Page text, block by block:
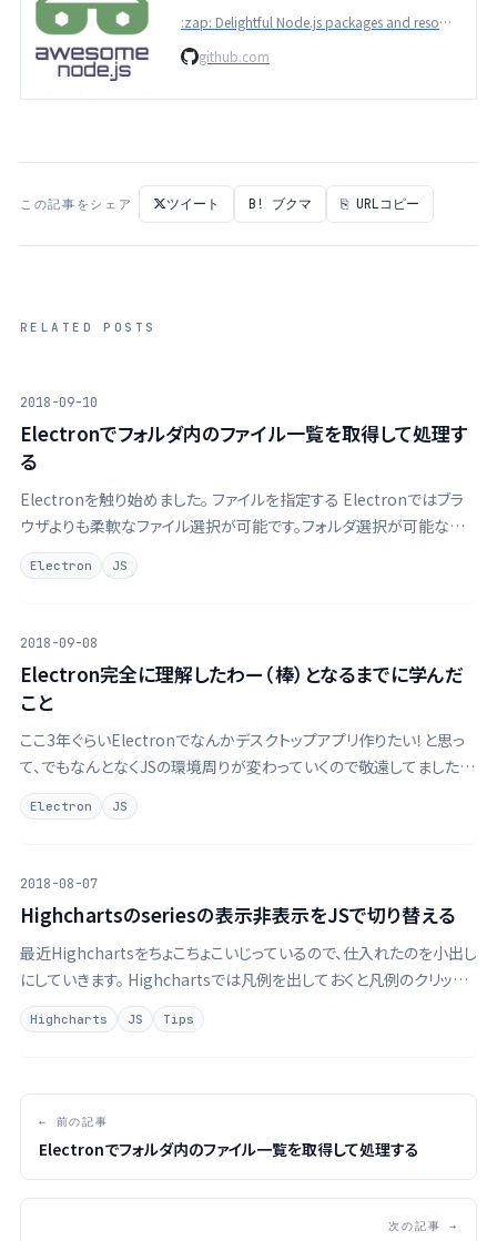
:zap: Delightful Node.js packages and resources [BECAUSE OF TOO MUCH SPAM AND LOW-QUALITY SUBMISSIONS, SUBMISSIONS ARE PAUSED UNTIL SEPTEMBER] - sindresorhus/awesome-nodejs
github.com
この記事をシェア ツイート B! ブクマ ⎘ URLコピー
RELATED POSTS
2018-09-10
Electronでフォルダ内のファイル一覧を取得して処理す
る
Electronを触り始めました。 ファイルを指定する Electronではブラ
ウザよりも柔軟なファイル選択が可能です。フォルダ選択が可能なた
め、今回は対象のファイルを一括で指定するためにフォルダ選択を用
いました。 Electronのレンダラープロセス側のJSで、ボタンを押したら
Electron JS
2018-09-08
Electron完全に理解したわー（棒）となるまでに学んだ
こと
ここ3年ぐらいElectronでなんかデスクトップアプリ作りたい！と思っ
て、でもなんとなくJSの環境周りが変わっていくので敬遠してました。
今回機会があって触り始めたら、難しく考えなくていいことがわかった
んで、完全に理解したわーという気持ちになりました。
Electron JS
2018-08-07
Highchartsのseriesの表示非表示をJSで切り替える
最近Highchartsをちょこちょこいじっているので、仕入れたのを小出し
にしていきます。 Highchartsでは凡例を出しておくと凡例のクリック
でデータ毎に表示の切り替えができます。 ですが、凡例は見た目上の
工夫がほぼできないため、凝ったUIで表示状態を切り替えるためには
Highcharts JS Tips
← 前の記事
Electronでフォルダ内のファイル一覧を取得して処理する
次の記事 →